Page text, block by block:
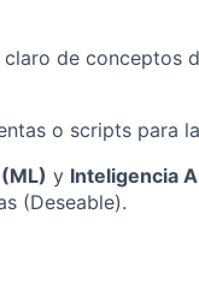
claro de conceptos
o scripts para
y Inteligencia
(Deseable).